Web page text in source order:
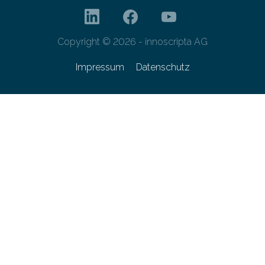
Copyright © 2026 - innoscripta AG
Impressum Datenschutz